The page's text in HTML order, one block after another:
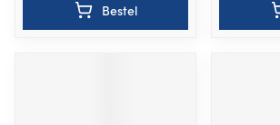
Bestel